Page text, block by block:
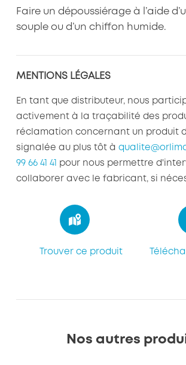
Faire un dépoussiérage à l’aide
souple ou d’un chiffon humide.
MENTIONS LÉGALES
En tant que distributeur, nous
activement à la traçabilité des
réclamation concernant un produit
signalée au plus tôt à
99 66 41 41
pour nous permettre
collaborer avec le fabricant, si
Trouver ce produit
Nos autres